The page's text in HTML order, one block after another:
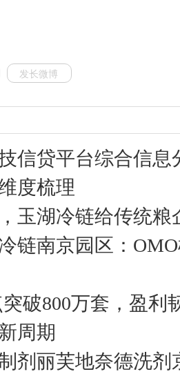
发长微博
信贷平台综合信
度梳理
玉湖冷链给传统粮
链南京园区：
破800万套，盈
周期
剂丽芙地奈德洗剂